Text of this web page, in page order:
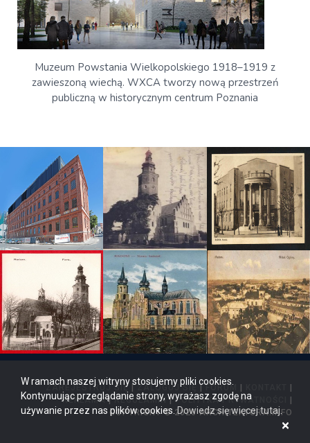
Muzeum Powstania Wielkopolskiego 1918–1919 z
zawieszoną wiechą. WXCA tworzy nową przestrzeń
publiczną w historycznym centrum Poznania
ZAREJESTRUJ SIĘ | ZALOGUJ SIĘ |FORUM
REKLAMA|REGULAMIN |POLITYKA PRYWATNOŚCI
COPYRIGHT © 2026 ARCHITEKTURA.INFO
W ramach naszej witryny stosujemy pliki cookies.
Kontynuując przeglądanie strony, wyrażasz zgodę na
używanie przez nas plików cookies.Dowiedz się więcej tutaj.
×